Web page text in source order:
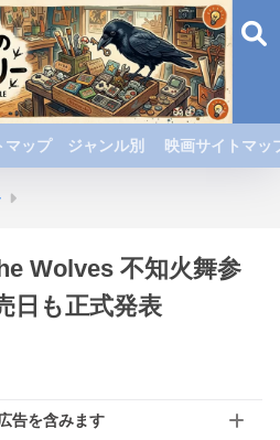
マップ ジャンル別 映画サイトマ
Wolves 不知火舞参
日も正式発表
告を含みます